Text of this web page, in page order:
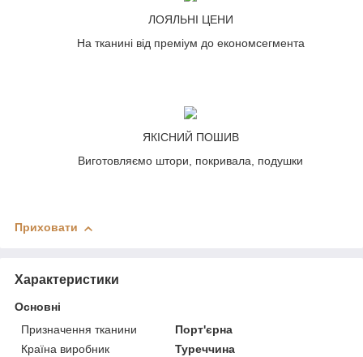
ЛОЯЛЬНІ ЦЕНИ
На тканині від преміум до економсегмента
ЯКІСНИЙ ПОШИВ
Виготовляємо штори, покривала, подушки
Приховати
Характеристики
Основні
Призначення тканини
Порт'єрна
Країна виробник
Туреччина